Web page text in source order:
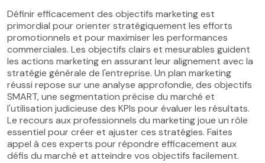
Définir efficacement des objectifs marketing est
primordial pour orienter stratégiquement les efforts
promotionnels et pour maximiser les performances
commerciales. Les objectifs clairs et mesurables guident
les actions marketing en assurant leur alignement avec la
stratégie générale de l'entreprise. Un plan marketing
réussi repose sur une analyse approfondie, des objectifs
SMART, une segmentation précise du marché et
l'utilisation judicieuse des KPIs pour évaluer les résultats.
Le recours aux professionnels du marketing joue un rôle
essentiel pour créer et ajuster ces stratégies. Faites
appel à ces experts pour répondre efficacement aux
défis du marché et atteindre vos objectifs facilement.